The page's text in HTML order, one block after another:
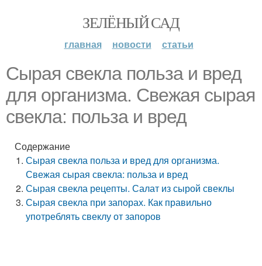
ЗЕЛЁНЫЙ САД
главная новости статьи
Сырая свекла польза и вред
для организма. Свежая сырая
свекла: польза и вред
Содержание
Сырая свекла польза и вред для организма.
Свежая сырая свекла: польза и вред
Сырая свекла рецепты. Салат из сырой свеклы
Сырая свекла при запорах. Как правильно
употреблять свеклу от запоров